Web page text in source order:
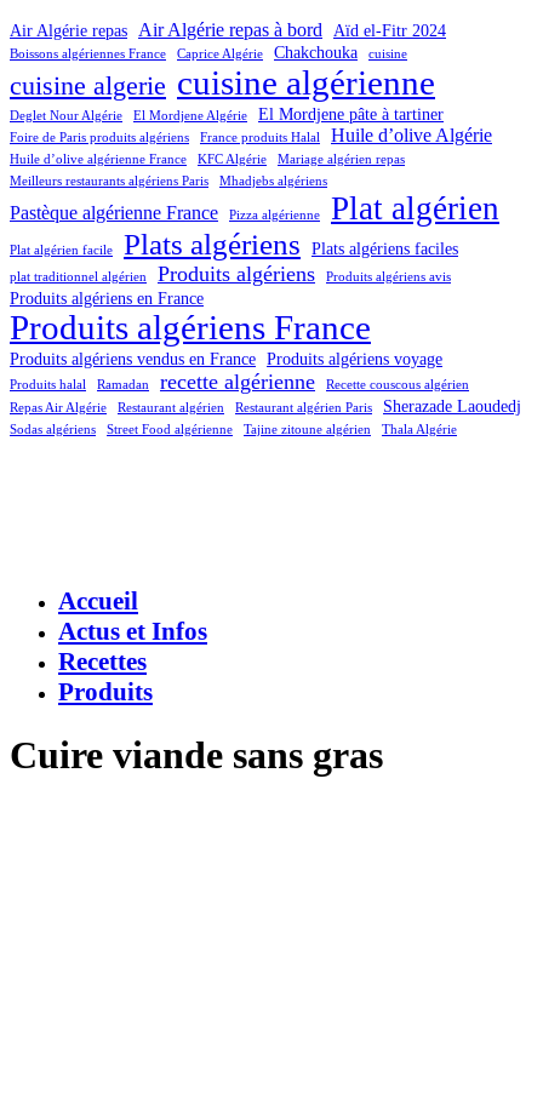
Air Algérie repas Air Algérie repas à bord Aïd el-Fitr 2024
Boissons algériennes France Caprice Algérie Chakchouka cuisine
cuisine algerie cuisine algérienne
Deglet Nour Algérie El Mordjene Algérie El Mordjene pâte à tartiner
Foire de Paris produits algériens France produits Halal Huile d’olive Algérie
Huile d’olive algérienne France KFC Algérie
Mariage algérien repas
Meilleurs restaurants algériens Paris
Mhadjebs algériens
Pastèque algérienne France Pizza algérienne Plat algérien
Plat algérien facile Plats algériens Plats algériens faciles
plat traditionnel algérien Produits algériens Produits algériens avis
Produits algériens en France
Produits algériens France
Produits algériens vendus en France Produits algériens voyage
Produits halal Ramadan recette algérienne
Recette couscous algérien
Repas Air Algérie
Restaurant algérien Restaurant algérien Paris Sherazade Laoudedj
Sodas algériens Street Food algérienne Tajine zitoune algérien Thala Algérie
Accueil
Actus et Infos
Recettes
Produits
Cuire viande sans gras